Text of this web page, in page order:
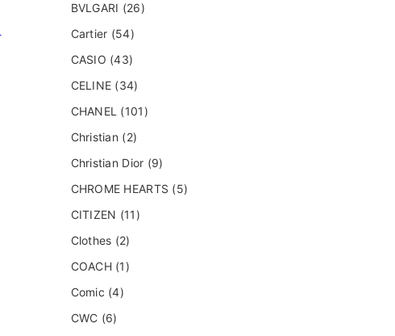
BVLGARI (26)
Cartier (54)
CASIO (43)
CELINE (34)
CHANEL (101)
Christian (2)
Christian Dior (9)
CHROME HEARTS (5)
CITIZEN (11)
Clothes (2)
COACH (1)
Comic (4)
CWC (6)